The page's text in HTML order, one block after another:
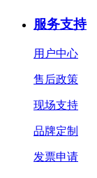
服务支持
用户中心
售后政策
现场支持
品牌定制
发票申请